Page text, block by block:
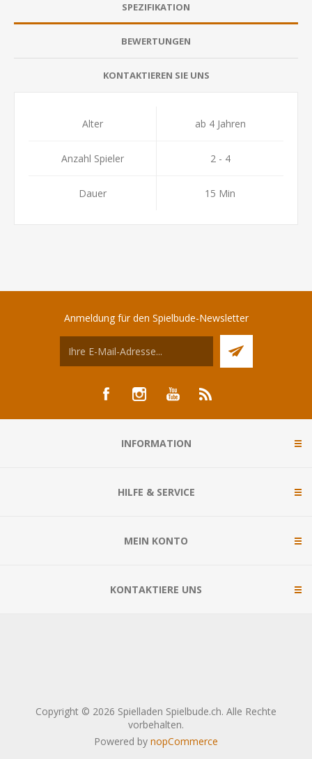
SPEZIFIKATION
BEWERTUNGEN
KONTAKTIEREN SIE UNS
Alter ab 4 Jahren
Anzahl Spieler 2 - 4
Dauer 15 Min
Anmeldung für den Spielbude-Newsletter
INFORMATION
HILFE & SERVICE
MEIN KONTO
KONTAKTIERE UNS
Copyright © 2026 Spielladen Spielbude.ch. Alle Rechte
vorbehalten.
Powered by nopCommerce